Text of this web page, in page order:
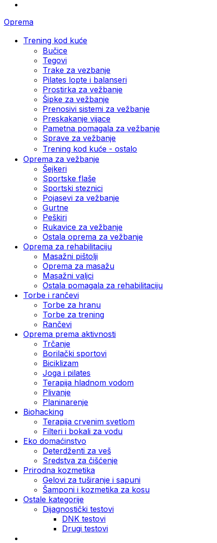
Oprema
Trening kod kuće
Bučice
Tegovi
Trake za vezbanje
Pilates lopte i balanseri
Prostirka za vežbanje
Šipke za vežbanje
Prenosivi sistemi za vežbanje
Preskakanje vijace
Pametna pomagala za vežbanje
Sprave za vežbanje
Trening kod kuće - ostalo
Oprema za vežbanje
Šejkeri
Sportske flaše
Sportski steznici
Pojasevi za vežbanje
Gurtne
Peškiri
Rukavice za vežbanje
Ostala oprema za vežbanje
Oprema za rehabilitaciju
Masažni pištolji
Oprema za masažu
Masažni valjci
Ostala pomagala za rehabilitaciju
Torbe i rančevi
Torbe za hranu
Torbe za trening
Rančevi
Oprema prema aktivnosti
Trčanje
Borilački sportovi
Biciklizam
Joga i pilates
Terapija hladnom vodom
Plivanje
Planinarenje
Biohacking
Terapija crvenim svetlom
Filteri i bokali za vodu
Eko domaćinstvo
Deterdženti za veš
Sredstva za čišćenje
Prirodna kozmetika
Gelovi za tuširanje i sapuni
Šamponi i kozmetika za kosu
Ostale kategorije
Dijagnostički testovi
DNK testovi
Drugi testovi